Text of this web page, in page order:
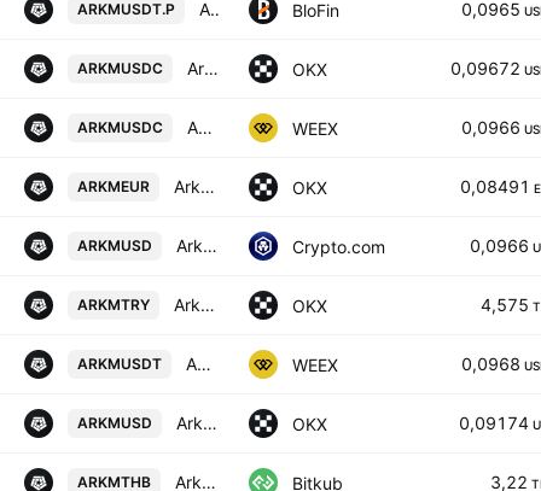
ARKMUSDT.P ARKHAM/USD TETHER PERPETUAL SWAP CONTRACT BloFin 0,0965
ARKMUSDC Arkham/USDC OKX 0,09672
ARKMUSDC ARKHAM/USD COIN WEEX 0,0966
ARKMEUR Arkham/EUR OKX 0,08491
ARKMUSD Arkham / USD Crypto.com 0,0966
ARKMTRY Arkham/Turkish lira OKX 4,575
ARKMUSDT ARKHAM/TETHERUS WEEX 0,0968
ARKMUSD Arkham/USD OKX 0,09174
ARKMTHB Arkham Bitkub 3,22